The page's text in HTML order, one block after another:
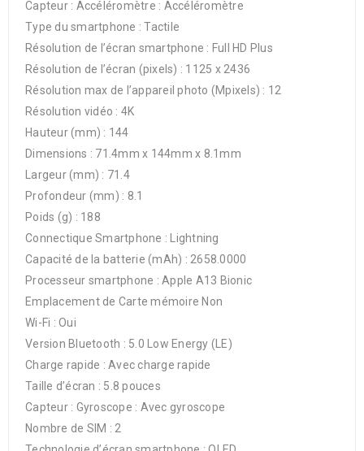
Capteur : Accéléromètre : Accéléromètre
Type du smartphone : Tactile
Résolution de l’écran smartphone : Full HD Plus
Résolution de l’écran (pixels) : 1125 x 2436
Résolution max de l’appareil photo (Mpixels) : 12
Résolution vidéo : 4K
Hauteur (mm) : 144
Dimensions : 71.4mm x 144mm x 8.1mm
Largeur (mm) : 71.4
Profondeur (mm) : 8.1
Poids (g) : 188
Connectique Smartphone : Lightning
Capacité de la batterie (mAh) : 2658.0000
Processeur smartphone : Apple A13 Bionic
Emplacement de Carte mémoire Non
Wi-Fi : Oui
Version Bluetooth : 5.0 Low Energy (LE)
Charge rapide : Avec charge rapide
Taille d’écran : 5.8 pouces
Capteur : Gyroscope : Avec gyroscope
Nombre de SIM : 2